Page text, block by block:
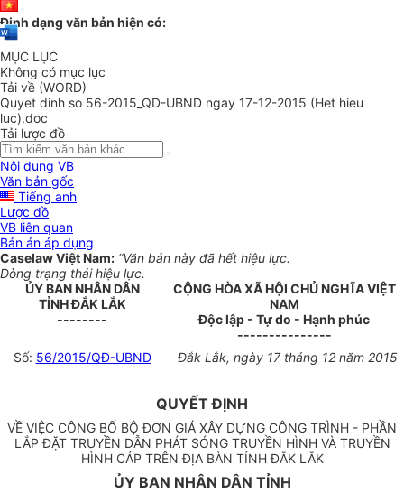
Định dạng văn bản hiện có:
MỤC LỤC
Không có mục lục
Tải về (WORD)
Quyet dinh so 56-2015_QD-UBND ngay 17-12-2015 (Het hieu
luc).doc
Tải lược đồ
Nội dung VB
Văn bản gốc
Tiếng anh
Lược đồ
VB liên quan
Bản án áp dụng
Caselaw Việt Nam: “Văn bản này đã hết hiệu lực.
Dòng trạng thái hiệu lực.
ỦY BAN NHÂN DÂN
TỈNH ĐẮK LẮK
--------
CỘNG HÒA XÃ HỘI CHỦ NGHĨA VIỆT
NAM
Độc lập - Tự do - Hạnh phúc
---------------
Số: 56/2015/QĐ-UBND Đắk Lắk, ngày 17 tháng 12 năm 2015
QUYẾT ĐỊNH
VỀ VIỆC CÔNG BỐ BỘ ĐƠN GIÁ XÂY DỰNG CÔNG TRÌNH - PHẦN
LẮP ĐẶT TRUYỀN DẪN PHÁT SÓNG TRUYỀN HÌNH VÀ TRUYỀN
HÌNH CÁP TRÊN ĐỊA BÀN TỈNH ĐẮK LẮK
ỦY BAN NHÂN DÂN TỈNH